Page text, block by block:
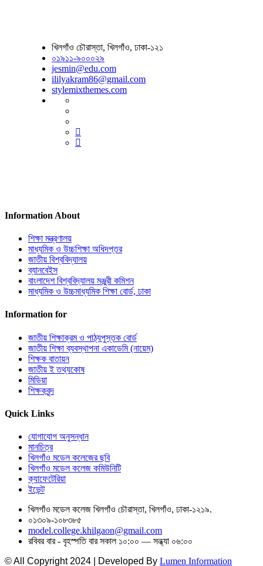
খিলগাঁও চৌরাস্তা, খিলগাঁও, ঢাকা-১২১
০১৯১১-৯০০০২৯
jesmin@edu.com
ililyakram86@gmail.com
stylemixthemes.com
Information About
শিক্ষা মন্ত্রণালয়
মাধ্যমিক ও উচ্চশিক্ষা অধিদপ্তর
জাতীয় বিশ্ববিদ্যালয়
ব্যানবেইস
বাংলাদেশ বিশ্ববিদ্যালয় মঞ্জুরী কমিশন
মাধ্যমিক ও উচ্চমাধ্যমিক শিক্ষা বোর্ড, ঢাকা
Information for
জাতীয় শিক্ষাক্রম ও পাঠ্যপুস্তক বোর্ড
জাতীয় শিক্ষা ব্যবস্থাপনা একাডেমি (নায়েম)
শিক্ষক বাতায়ন
জাতীয় ই তথ্যকোষ
মিডিয়া
শিক্ষকবৃন্দ
Quick Links
যোগাযোগ অনুসন্ধান
মানচিত্র
খিলগাঁও মডেল কলেজের ছবি
খিলগাঁও মডেল কলেজ কমিউনিটি
ক্যাফেটেরিয়া
ইভেন্ট
খিলগাঁও মডেল কলেজ খিলগাঁও চৌরাস্তা, খিলগাঁও, ঢাকা-১২১৯.
০১৩০৯-১০৮৩৮৫
model.college.khilgaon@gmail.com
রবিবর বার - বৃহস্পতি বার সকাল ১০:০০ — সন্ধ্যা ০৬:০০
© All Copyright 2024 | Developed By Lumen Information